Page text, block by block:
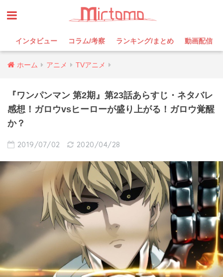
インタビュー コラム/考察 ランキング/まとめ 動画配信
ホーム アニメ TVアニメ
『ワンパンマン 第2期』第23話あらすじ・ネタバレ
感想！ガロウvsヒーローが盛り上がる！ガロウ覚醒
か？
2019/07/02 2020/04/28